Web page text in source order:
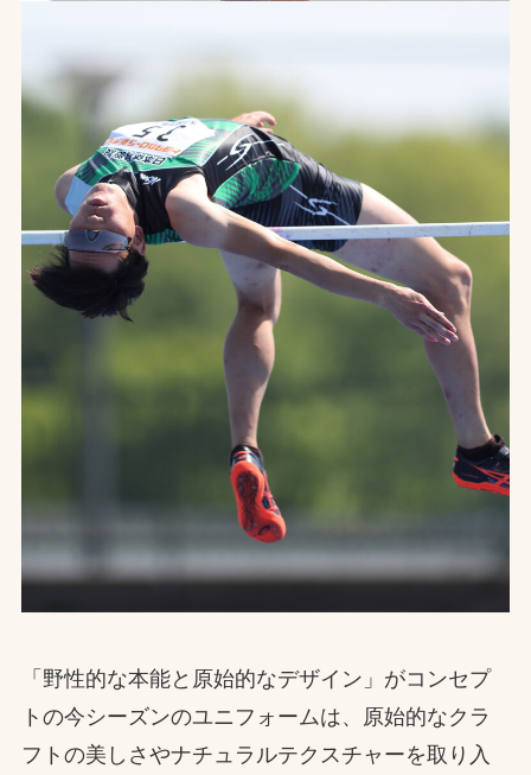
「野性的な本能と原始的なデザイン」がコンセプ
トの今シーズンのユニフォームは、原始的なクラ
フトの美しさやナチュラルテクスチャーを取り入